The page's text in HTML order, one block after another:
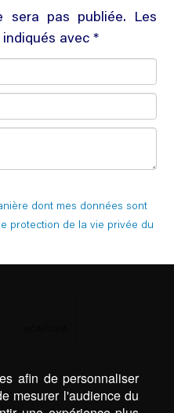
sera pas publiée. Les
avec *
dont mes données sont
protection de la vie privée du
afin de personnaliser
mesurer l'audience du